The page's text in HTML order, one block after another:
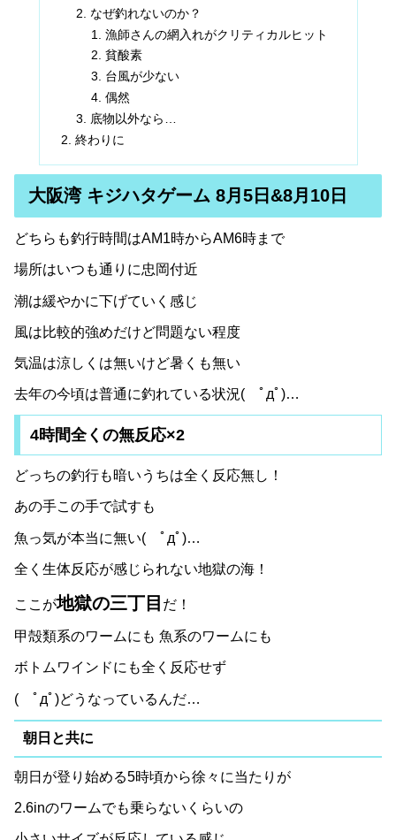
なぜ釣れないのか？
漁師さんの網入れがクリティカルヒット
貧酸素
台風が少ない
偶然
底物以外なら…
終わりに
大阪湾 キジハタゲーム 8月5日&8月10日
どちらも釣行時間はAM1時からAM6時まで
場所はいつも通りに忠岡付近
潮は緩やかに下げていく感じ
風は比較的強めだけど問題ない程度
気温は涼しくは無いけど暑くも無い
去年の今頃は普通に釣れている状況( ﾟдﾟ)…
4時間全くの無反応×2
どっちの釣行も暗いうちは全く反応無し！
あの手この手で試すも
魚っ気が本当に無い( ﾟдﾟ)…
全く生体反応が感じられない地獄の海！
ここが地獄の三丁目 だ！
甲殻類系のワームにも 魚系のワームにも
ボトムワインドにも全く反応せず
( ﾟдﾟ)どうなっているんだ…
朝日と共に
朝日が登り始める5時頃から徐々に当たりが
2.6inのワームでも乗らないくらいの